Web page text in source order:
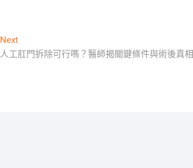
NextNext
post:
人工肛門拆除可行嗎？醫師揭關鍵條件與術後真相